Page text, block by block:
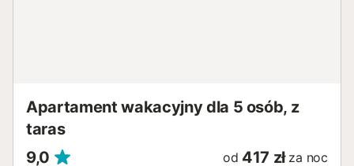
Apartament wakacyjny dla 5 osób, z
taras
9,0
od 417 zł za noc